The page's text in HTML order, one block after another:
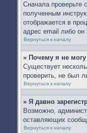
Сначала проверьте
полученным
отображается в
адрес email либо он
Вернуться к началу
» Почему я не могу
Существует
проверить, не был
Вернуться к началу
» Я давно
Возможно,
оставляющих
Вернуться к началу